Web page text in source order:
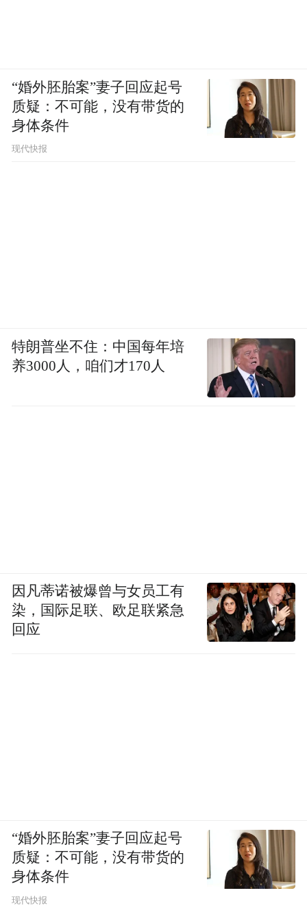
“婚外胚胎案”妻子回应起号
质疑：不可能，没有带货的
身体条件
现代快报
特朗普坐不住：中国每年培
养3000人，咱们才170人
因凡蒂诺被爆曾与女员工有
染，国际足联、欧足联紧急
回应
“婚外胚胎案”妻子回应起号
质疑：不可能，没有带货的
身体条件
现代快报